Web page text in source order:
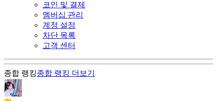
코인 및 결제
멤버십 관리
계정 설정
차단 목록
고객 센터
종합 랭킹종합 랭킹 더보기